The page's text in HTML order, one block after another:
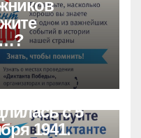
с 5
1941.